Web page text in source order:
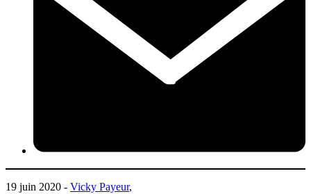
19 juin 2020 - Vicky Payeur,